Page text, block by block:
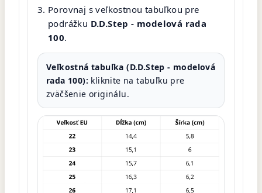
Porovnaj s veľkostnou tabuľkou pre
podrážku D.D.Step - modelová rada
100.
Veľkostná tabuľka (D.D.Step - modelová
rada 100): kliknite na tabuľku pre
zväčšenie originálu.